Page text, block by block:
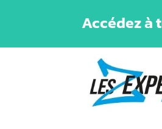
Accédez à